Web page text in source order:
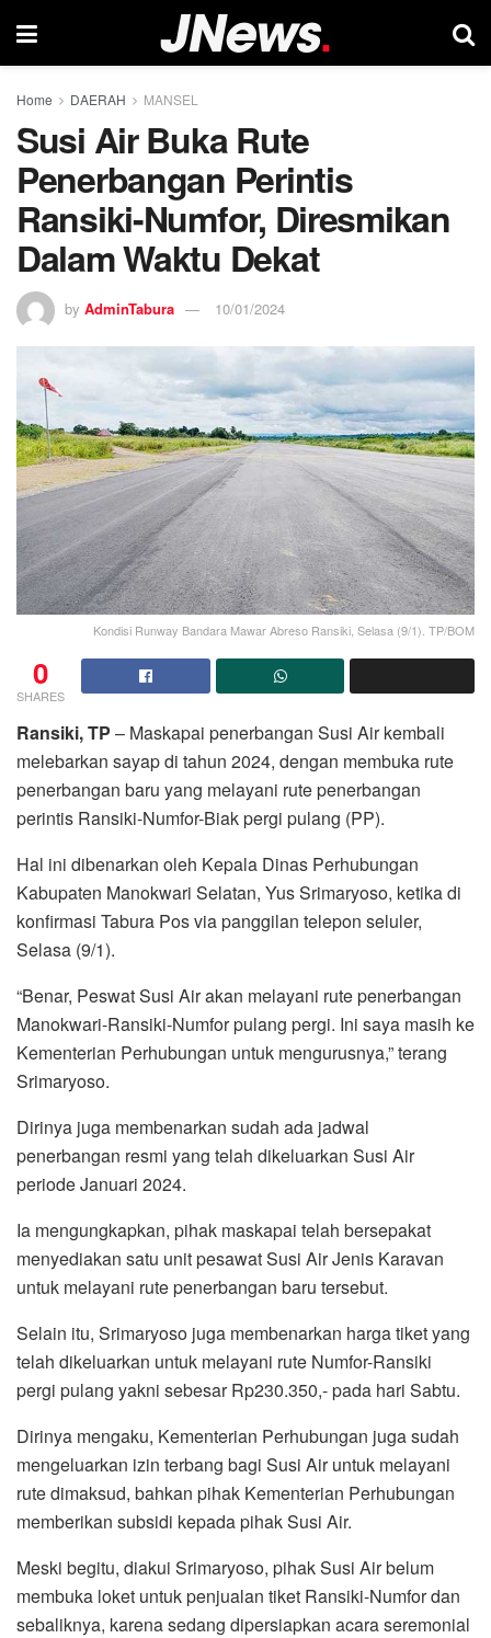
Home DAERAH MANSEL
Susi Air Buka Rute
Penerbangan Perintis
Ransiki-Numfor, Diresmikan
Dalam Waktu Dekat
by AdminTabura 10/01/2024
Kondisi Runway Bandara Mawar Abreso Ransiki, Selasa (9/1). TP/BOM
0
SHARES
Ransiki, TP – Maskapai penerbangan Susi Air kembali
melebarkan sayap di tahun 2024, dengan membuka rute
penerbangan baru yang melayani rute penerbangan
perintis Ransiki-Numfor-Biak pergi pulang (PP).
Hal ini dibenarkan oleh Kepala Dinas Perhubungan
Kabupaten Manokwari Selatan, Yus Srimaryoso, ketika di
konfirmasi Tabura Pos via panggilan telepon seluler,
Selasa (9/1).
“Benar, Peswat Susi Air akan melayani rute penerbangan
Manokwari-Ransiki-Numfor pulang pergi. Ini saya masih ke
Kementerian Perhubungan untuk mengurusnya,” terang
Srimaryoso.
Dirinya juga membenarkan sudah ada jadwal
penerbangan resmi yang telah dikeluarkan Susi Air
periode Januari 2024.
Ia mengungkapkan, pihak maskapai telah bersepakat
menyediakan satu unit pesawat Susi Air Jenis Karavan
untuk melayani rute penerbangan baru tersebut.
Selain itu, Srimaryoso juga membenarkan harga tiket yang
telah dikeluarkan untuk melayani rute Numfor-Ransiki
pergi pulang yakni sebesar Rp230.350,- pada hari Sabtu.
Dirinya mengaku, Kementerian Perhubungan juga sudah
mengeluarkan izin terbang bagi Susi Air untuk melayani
rute dimaksud, bahkan pihak Kementerian Perhubungan
memberikan subsidi kepada pihak Susi Air.
Meski begitu, diakui Srimaryoso, pihak Susi Air belum
membuka loket untuk penjualan tiket Ransiki-Numfor dan
sebaliknya, karena sedang dipersiapkan acara seremonial